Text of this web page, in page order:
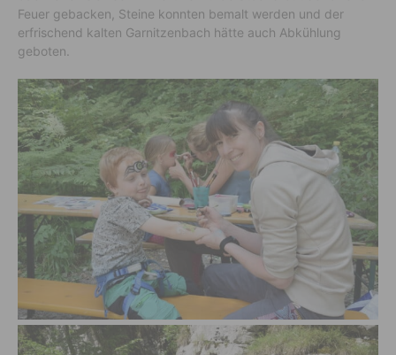
Feuer gebacken, Steine konnten bemalt werden und der
erfrischend kalten Garnitzenbach hätte auch Abkühlung
geboten.